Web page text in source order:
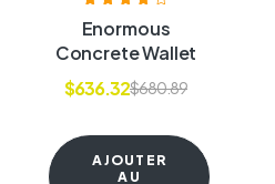
sur 5
Enormous
Concrete Wallet
$680.89
$636.32
AJOUTER
AU